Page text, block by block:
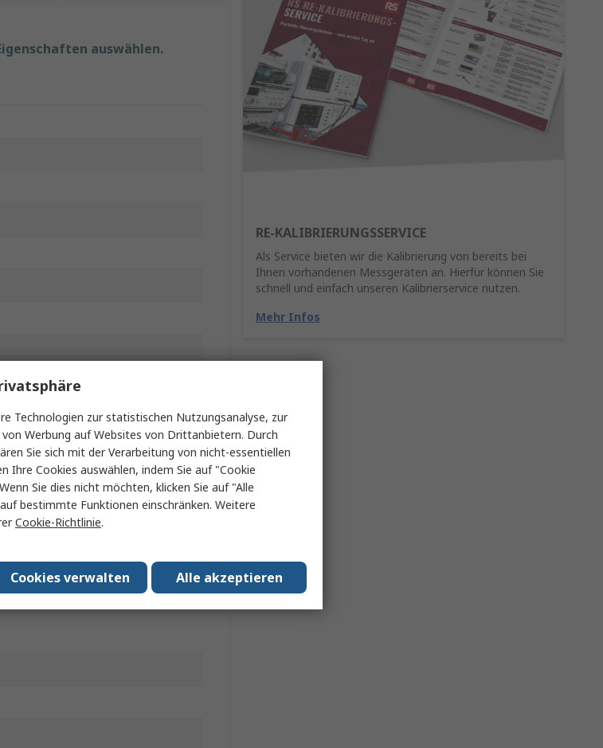
RE-KALIBRIERUNGSSERVICE
Als Service bieten wir die Kalibrierung von bereits bei
Ihnen vorhandenen Messgeräten an. Hierfür können Sie
schnell und einfach unseren Kalibrierservice nutzen.
Mehr Infos
auswählen.
3-2, EN 61000-4-11, EN 61000-4-
61000-4-4, EN 61000-4-5, EN
Technologien zur statistischen Nutzungsanalyse, zur
Werbung auf Websites von Drittanbietern. Durch
Sie sich mit der Verarbeitung von nicht-essentiellen
Ihre Cookies auswählen, indem Sie auf "Cookie
Sie dies nicht möchten, klicken Sie auf "Alle
bestimmte Funktionen einschränken. Weitere
Cookie-Richtlinie.
Alle akzeptieren
Cookies verwalten